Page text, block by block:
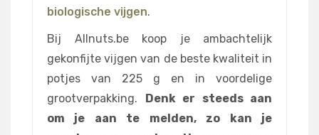
biologische vijgen.
Bij Allnuts.be koop je ambachtelijk
gekonfijte vijgen van de beste kwaliteit in
potjes van 225 g en in voordelige
grootverpakking. Denk er steeds aan
om je aan te melden, zo kan je